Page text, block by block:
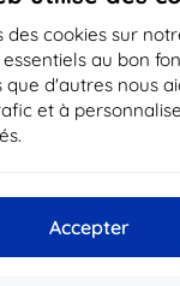
des cookies sur
au bon
que d'autres nous
et à
Accepter
EXTRA10
lens
for
5G ()
GALAXY